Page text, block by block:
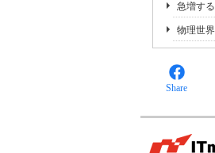
急増す
物理世
Share